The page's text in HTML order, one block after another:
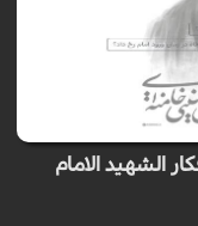
الشهيد الامام